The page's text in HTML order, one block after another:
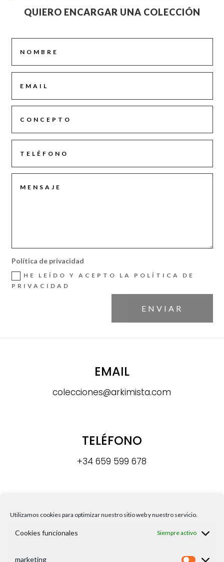
Utilizamos cookies para optimizar nuestro sitio web y nuestro servicio.
Cookies funcionales Siempre activo
marketing
QUIERO ENCARGAR UNA COLECCIÓN
Política de privacidad
HE LEÍDO Y ACEPTO LA POLÍTICA DE
PRIVACIDAD
ENVIAR
EMAIL
colecciones@arkimista.com
TELÉFONO
+34 659 599 678
DIRECCIÓN
Calle Madre Paula Gil Cano, s/n8,